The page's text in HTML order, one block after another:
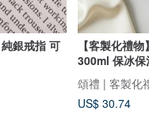
銀戒指 可
【客製化禮
300ml 保冰保
頌禮 | 客製化
US$ 30.74